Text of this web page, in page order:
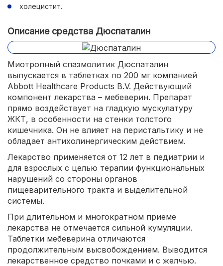
холецистит.
Описание средства Дюспаталин
Миотропный спазмолитик Дюспаталин
выпускается в таблетках по 200 мг компанией
Abbott Healthcare Products B.V. Действующий
компонент лекарства – мебеверин. Препарат
прямо воздействует на гладкую мускулатуру
ЖКТ, в особенности на стенки толстого
кишечника. Он не влияет на перистальтику и не
обладает антихолинергическим действием.
Лекарство применяется от 12 лет в педиатрии и
для взрослых с целью терапии функциональных
нарушений со стороны органов
пищеварительного тракта и выделительной
системы.
При длительном и многократном приеме
лекарства не отмечается сильной кумуляции.
Таблетки мебеверина отличаются
продолжительным высвобождением. Выводится
лекарственное средство почками и с желчью.